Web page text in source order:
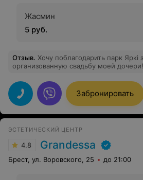
Жасмин
5 руб.
Отзыв. Хочу поблагодарить парк Яркі
организованную свадьбу моей
понравилось всем гостям. Уровень
персонала на высоте! Молодоженам
предоставлен номер в этом отеле,
бонус! Рекомендую всем парк Яркі,
незабываемый праздник, как был у
бесплатное проживание на годовщину
Забронировать
ЭСТЕТИЧЕСКИЙ ЦЕНТР
4.8 Grandessa
Брест, ул. Воровского, 25 до 21:00